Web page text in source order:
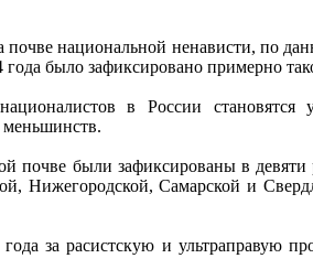
почве национальной ненависти, по
было зафиксировано примерно
в России
меньшинств.
почве были зафиксированы в
Нижегородской, Самарской и
за расистскую и ультраправую